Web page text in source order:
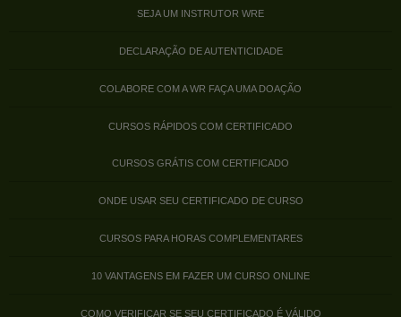
SEJA UM INSTRUTOR WRE
DECLARAÇÃO DE AUTENTICIDADE
COLABORE COM A WR FAÇA UMA DOAÇÃO
CURSOS RÁPIDOS COM CERTIFICADO
CURSOS GRÁTIS COM CERTIFICADO
ONDE USAR SEU CERTIFICADO DE CURSO
CURSOS PARA HORAS COMPLEMENTARES
10 VANTAGENS EM FAZER UM CURSO ONLINE
COMO VERIFICAR SE SEU CERTIFICADO É VÁLIDO